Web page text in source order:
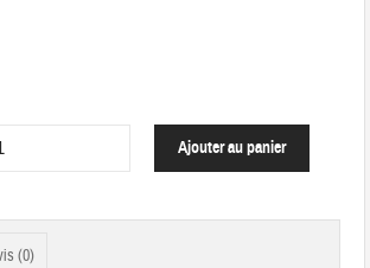
Ajouter au panier
(0)